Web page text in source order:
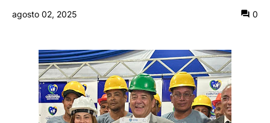
agosto 02, 2025 0